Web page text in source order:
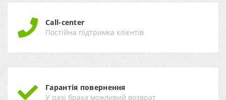
Call-center
Постійна підтримка клієнтів
Гарантія повернення
У разі брака можливий возврат